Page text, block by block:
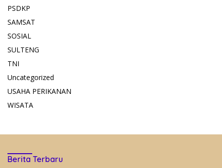
PSDKP
SAMSAT
SOSIAL
SULTENG
TNI
Uncategorized
USAHA PERIKANAN
WISATA
Berita Terbaru